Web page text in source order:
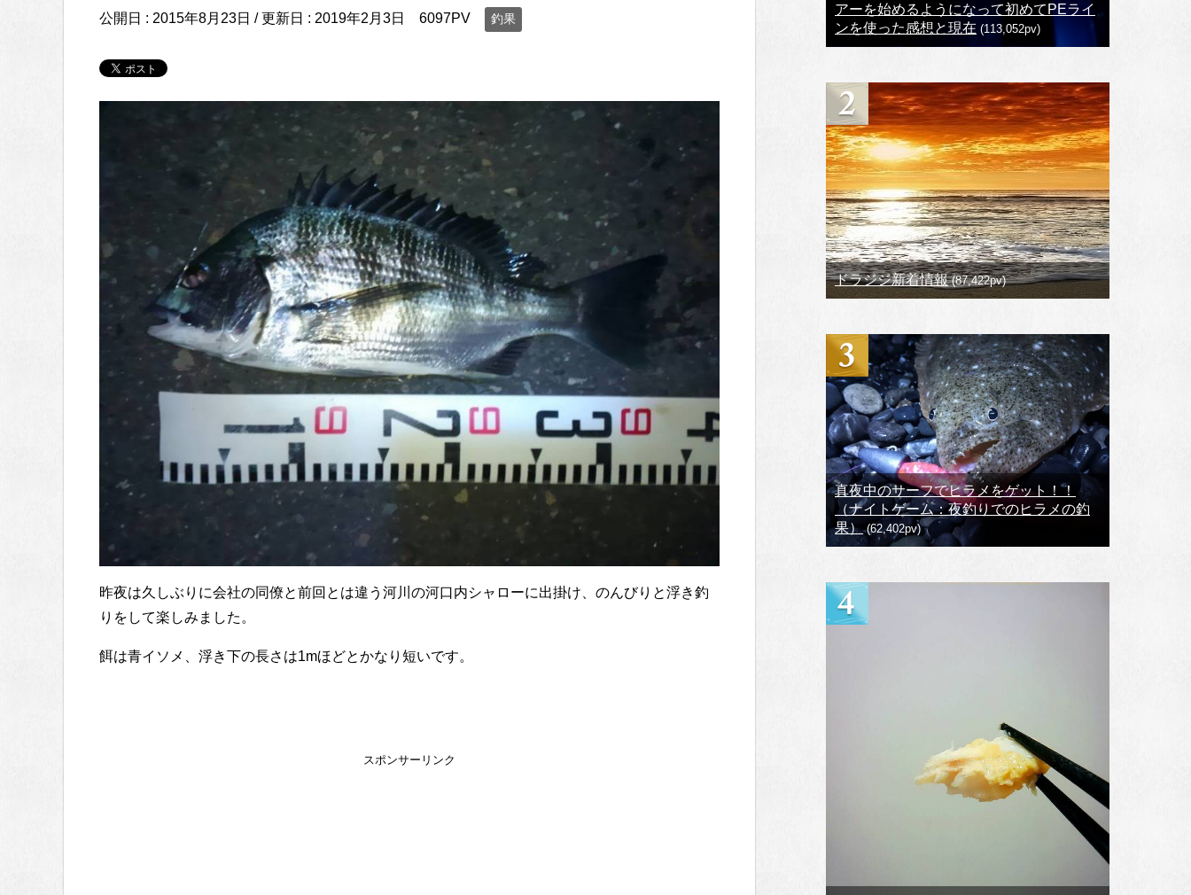
公開日 : 2015年8月23日 / 更新日 : 2019年2月3日 6097PV 釣果
昨夜は久しぶりに会社の同僚と前回とは違う河川の河口内シャローに出掛け、のんびりと浮き釣
りをして楽しみました。
餌は青イソメ、浮き下の長さは1mほどとかなり短いです。
スポンサーリンク
アーを始めるようになって初めてPEライ
ンを使った感想と現在 (113,052pv)
ドラジジ新着情報(87,422pv)
真夜中のサーフでヒラメをゲット！！
（ナイトゲーム：夜釣りでのヒラメの釣
果）(62,402pv)